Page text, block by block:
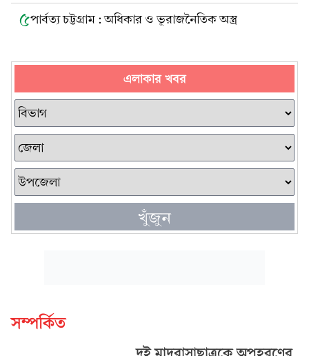
৫পার্বত্য চট্টগ্রাম : অধিকার ও ভূরাজনৈতিক অস্ত্র
এলাকার খবর
খুঁজুন
সম্পর্কিত
দুই মাদরাসাছাত্রকে অপহরণের